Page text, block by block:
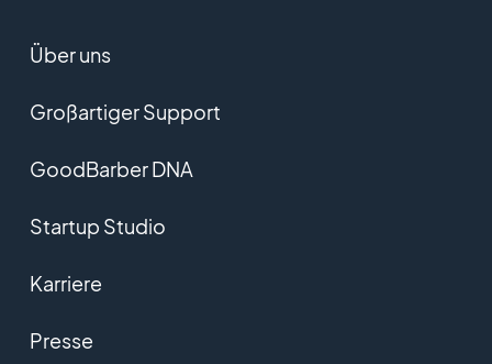
Über uns
Großartiger Support
GoodBarber DNA
Startup Studio
Karriere
Presse